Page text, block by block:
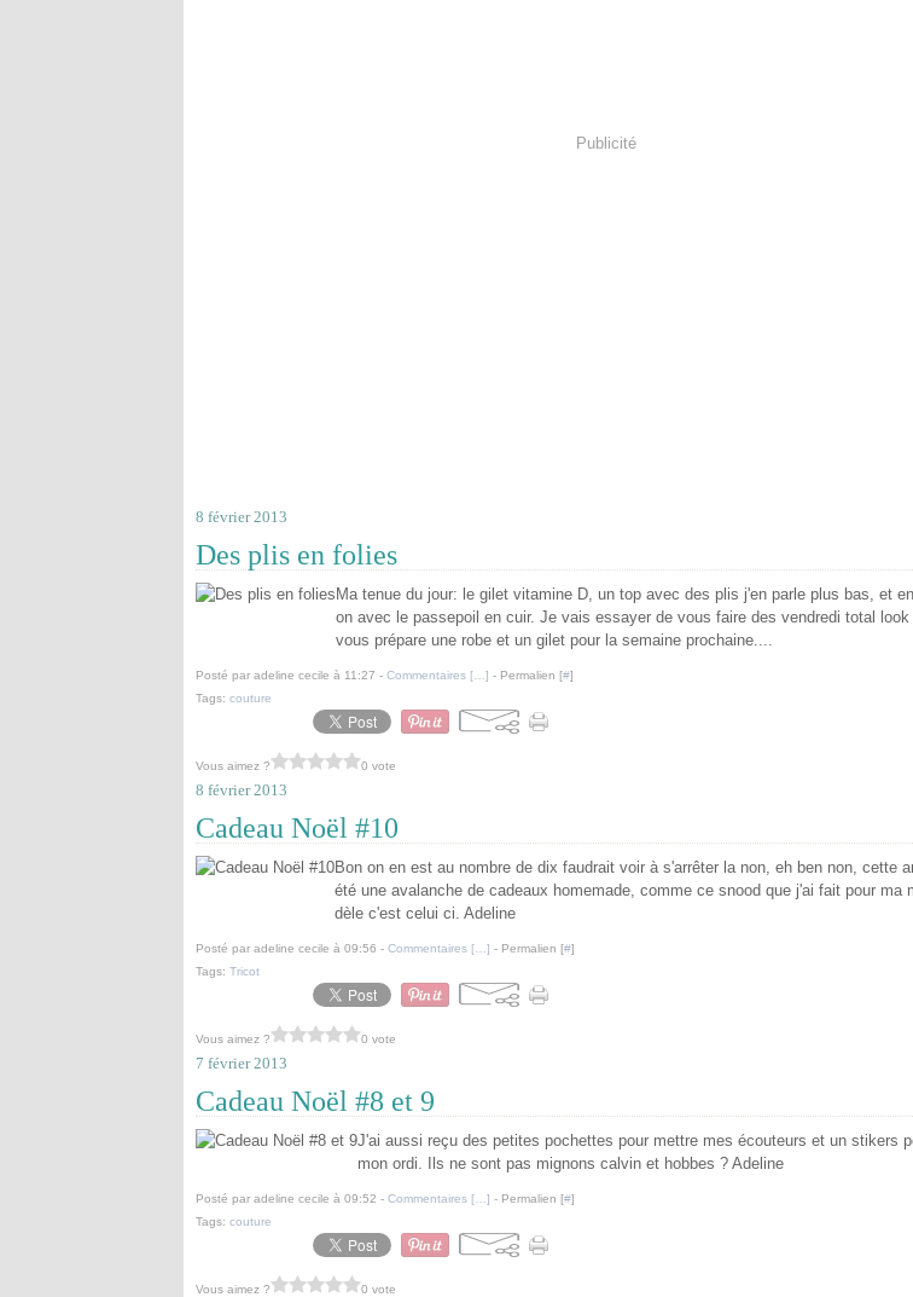
Publicité
8 février 2013
Des plis en folies
Ma tenue du jour: le gilet vitamine D, un top avec des plis j'en parle plus bas, et
on avec le passepoil en cuir. Je vais essayer de vous faire des vendredi total
vous prépare une robe et un gilet pour la semaine prochaine....
Posté par adeline cecile à 11:27 - Commentaires [ ] - Permalien [#]
Tags: couture
Vous aimez ? 0 vote
8 février 2013
Cadeau Noël #10
Bon on en est au nombre de dix faudrait voir à s'arrêter la non, eh ben non, cette
été une avalanche de cadeaux homemade, comme ce snood que j'ai fait pour ma
dèle c'est celui ci. Adeline
Posté par adeline cecile à 09:56 - Commentaires [ ] - Permalien [#]
Tags: Tricot
Vous aimez ? 0 vote
7 février 2013
Cadeau Noël #8 et 9
J'ai aussi reçu des petites pochettes pour mettre mes écouteurs et un stikers
mon ordi. Ils ne sont pas mignons calvin et hobbes ? Adeline
Posté par adeline cecile à 09:52 - Commentaires [ ] - Permalien [#]
Tags: couture
Vous aimez ? 0 vote